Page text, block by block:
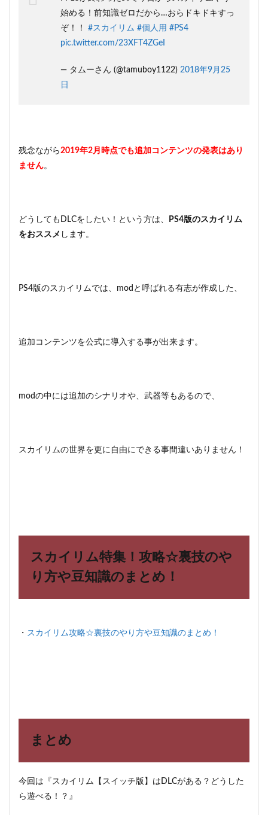
始める！前知識ゼロだから…おらドキドキすっ
ぞ！！ #スカイリム #個人用 #PS4
pic.twitter.com/23XFT4ZGeI
— タムーさん (@tamuboy1122) 2018年9月25
日
残念ながら2019年2月時点でも追加コンテンツの発表はあり
ません。
どうしてもDLCをしたい！という方は、
PS4版のスカイリム
をおススメ します。
PS4版のスカイリムでは、modと呼ばれる有志が作成した、
追加コンテンツを公式に導入する事が出来ます。
modの中には追加のシナリオや、武器等もあるので、
スカイリムの世界を更に自由にできる事間違いありません！
スカイリム特集！攻略☆裏技のや
り方や豆知識のまとめ！
・ スカイリム攻略☆裏技のやり方や豆知識のまとめ！
まとめ
今回は『 スカイリム【スイッチ版】はDLCがある？どうした
ら遊べる！？ 』